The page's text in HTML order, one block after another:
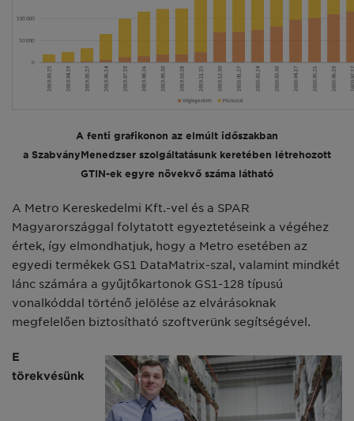
A fenti grafikonon az elmúlt időszakban
a SzabványMenedzser szolgáltatásunk keretében létrehozott
GTIN-ek egyre növekvő száma látható
A Metro Kereskedelmi Kft.-vel és a SPAR
Magyarországgal folytatott egyeztetéseink a végéhez
értek, így elmondhatjuk, hogy a Metro esetében az
egyedi termékek GS1 DataMatrix-szal, valamint mindkét
lánc számára a gyűjtőkartonok GS1-128 típusú
vonalkóddal történő jelölése az elvárásoknak
megfelelően biztosítható szoftverünk segítségével.
E
törekvésünk